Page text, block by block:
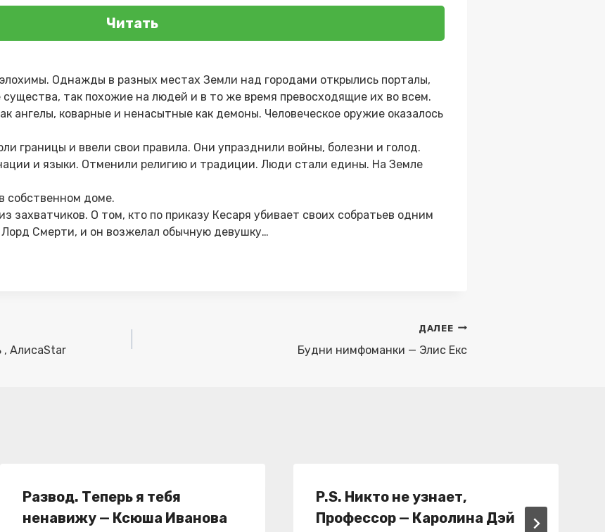
Читать
Однажды в разных местах Земли над городами открылись порталы,
так похожие на людей и в то же время превосходящие их во всем.
ангелы, коварные и ненасытные как демоны. Человеческое оружие оказалось
границы и ввели свои правила. Они упразднили войны, болезни и голод.
и языки. Отменили религию и традиции. Люди стали едины. На Земле
собственном доме.
захватчиков. О том, кто по приказу Кесаря убивает своих собратьев одним
Смерти, и он возжелал обычную девушку…
АлисаStar
ДАЛЕЕ
Будни нимфоманки — Элис Екс
Развод. Теперь я тебя
ненавижу — Ксюша Иванова
P.S. Никто не узнает,
Профессор — Каролина Дэй